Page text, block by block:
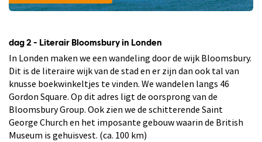
dag 2 - Literair Bloomsbury in Londen
In Londen maken we een wandeling door de wijk Bloomsbury.
Dit is de literaire wijk van de stad en er zijn dan ook tal van
knusse boekwinkeltjes te vinden. We wandelen langs 46
Gordon Square. Op dit adres ligt de oorsprong van de
Bloomsbury Group. Ook zien we de schitterende Saint
George Church en het imposante gebouw waarin de British
Museum is gehuisvest. (ca. 100 km)